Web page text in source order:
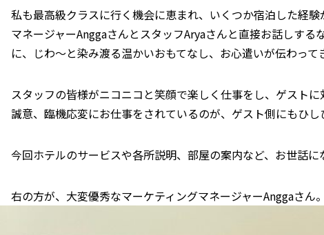
私も最高級クラスに行く機会に恵まれ、いくつか宿泊した経
マネージャーAnggaさんとスタッフAryaさんと直接お話しす
に、じわ〜と染み渡る温かいおもてなし、お心遣いが伝わって
スタッフの皆様がニコニコと笑顔で楽しく仕事をし、ゲスト
誠意、臨機応変にお仕事をされているのが、ゲスト側にもひし
今回ホテルのサービスや各所説明、部屋の案内など、お世話に
右の方が、大変優秀なマーケティングマネージャーAnggaさん。